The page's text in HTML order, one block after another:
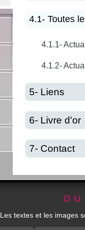
4.1- Toutes
4.1.1-
4.1.2-
5- Liens
6- Livre d'or
7- Contact
Les textes et les images